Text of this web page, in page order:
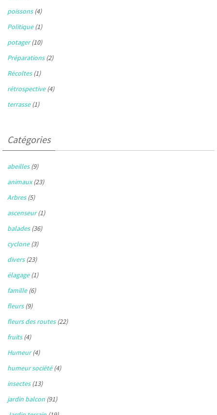
poissons(4)
Politique(1)
potager(10)
Préparations(2)
Récoltes(1)
rétrospective(4)
terrasse(1)
Catégories
abeilles(9)
animaux(23)
Arbres(5)
ascenseur(1)
balades(36)
cyclone(3)
divers(23)
élagage(1)
famille(6)
fleurs(9)
fleurs des routes(22)
fruits(4)
Humeur(4)
humeur société(4)
insectes(13)
jardin balcon (91)